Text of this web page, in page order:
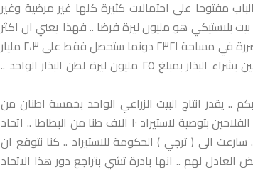
مفتوحا على احتمالات كثيرة كلها غير مرضية وغير
المبلغ المخصص لكل بيت بلاستيكي هو مليون ليرة فرضا .. فهذا يعني ان اكثر
من ٣،٧ مليارات ليرة ستذهب الى الزراعات المحمية .. اما بقية الزراعات المكشوفة المتضررة في مساحة ٢٣٢١ دونما ستحصل فقط على ٢،٣ مليار
ليرة .. علما انه وبسبب تأخر الحكومة في تأمين بذار البطاطا مثلا ادى الى قيام الفلاحين بشراء البذار بمبلغ ٢٥ مليون ليرة لطن البذار الواحد ..
.. يقدر انتاج البيت الزراعي الواحد بخمسة اطنان من
البندورة .. كيف ستعوض هذه الكميات .. علما انه تم الانقضاض فورا .. ومن قبل اتحاد الفلاحين بتوصية لاستيراد ١٠ آلاف طنا من البطاطا .. اتحاد
الى ( ترجي ) الحكومة للاستيراد .. كنا نتوقع ان
العادل لهم .. انها بادرة تشي بتراجع دور هذا الاتحاد